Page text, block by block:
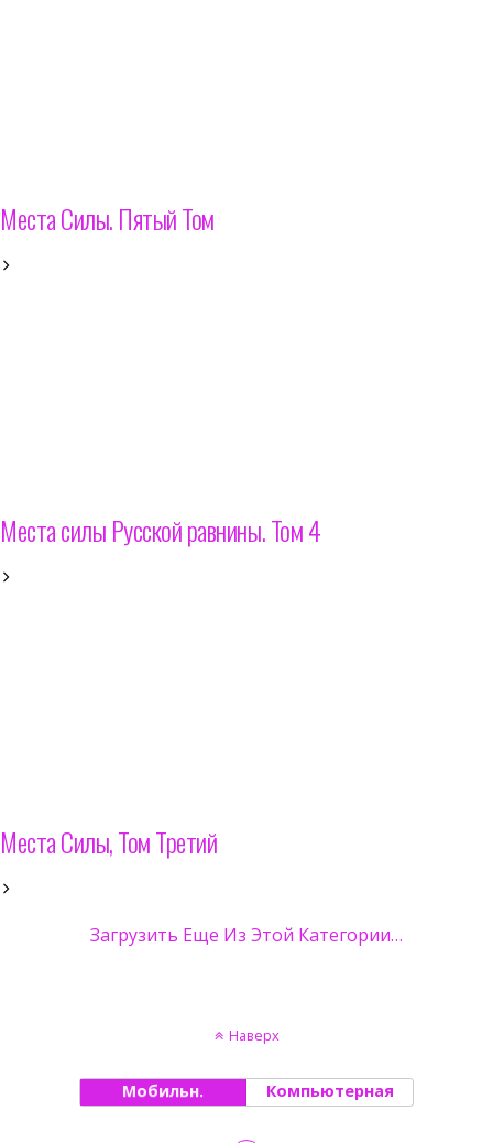
Места Силы. Пятый Том
Места силы Русской равнины. Том 4
Места Силы, Том Третий
Загрузить Еще Из Этой Категории…
Наверх
Мобильн. Компьютерная